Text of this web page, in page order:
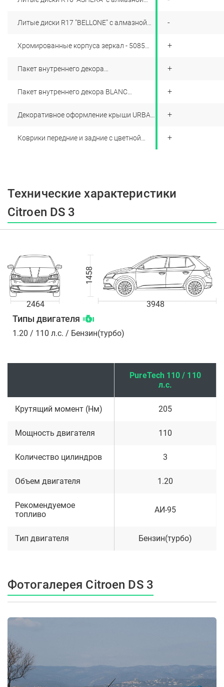
Литые диски R17 "BELLONE" с алмазной
Хромированные корпуса зеркал - 5085
Пакет внутреннего декора
Пакет внутреннего декора BLANC
Декоративное оформление крыши URBAN
Коврики передние и задние c цветной
+
+
+
+
+
+
-
+
+
+
+
+
Технические характеристики
Citroen DS 3
2464
1458
3948
Типы двигателя
1.20 / 110 л.с. / Бензин(турбо)
PureTech 110 / 110
л.с.
Крутящий момент (Нм) 205
Мощность двигателя 110
Количество цилиндров 3
Объем двигателя 1.20
Рекомендуемое
топливо
АИ-95
Тип двигателя Бензин(турбо)
Фотогалерея Citroen DS 3